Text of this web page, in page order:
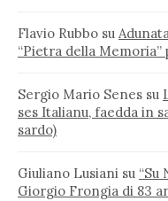
Flavio Rubbo su
“Pietra della
Sergio Mario Senes su
ses Italianu, faedda in
sardo)
Giuliano Lusiani su “Su
Giorgio Frongia di 83